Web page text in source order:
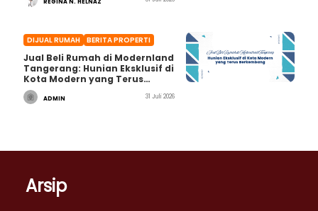
DIJUAL RUMAH BERITA PROPERTI
Jual Beli Rumah di Modernland
Tangerang: Hunian Eksklusif di
Kota Modern yang Terus
Berkembang
ADMIN 31 Juli 2026
Arsip